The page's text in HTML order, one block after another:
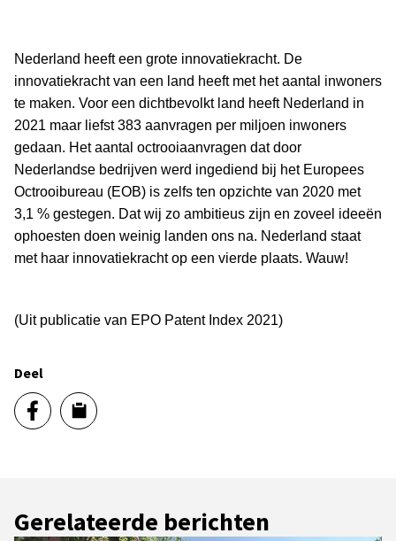
Nederland heeft een grote innovatiekracht. De
innovatiekracht van een land heeft met het aantal inwoners
te maken. Voor een dichtbevolkt land heeft Nederland in
2021 maar liefst 383 aanvragen per miljoen inwoners
gedaan. Het aantal octrooiaanvragen dat door
Nederlandse bedrijven werd ingediend bij het Europees
Octrooibureau (EOB) is zelfs ten opzichte van 2020 met
3,1 % gestegen. Dat wij zo ambitieus zijn en zoveel ideeën
ophoesten doen weinig landen ons na. Nederland staat
met haar innovatiekracht op een vierde plaats. Wauw!
(Uit publicatie van EPO Patent Index 2021)
Deel
Gerelateerde berichten